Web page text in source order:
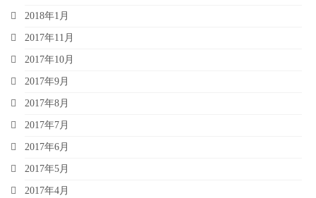
2018年1月
2017年11月
2017年10月
2017年9月
2017年8月
2017年7月
2017年6月
2017年5月
2017年4月